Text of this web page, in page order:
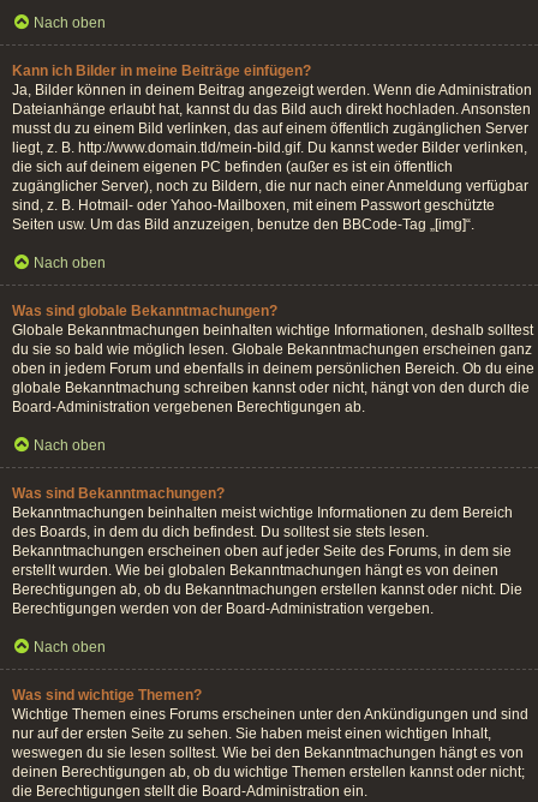
Nach oben
Kann ich Bilder in meine Beiträge einfügen?
Ja, Bilder können in deinem Beitrag angezeigt werden. Wenn die Administration
Dateianhänge erlaubt hat, kannst du das Bild auch direkt hochladen. Ansonsten
musst du zu einem Bild verlinken, das auf einem öffentlich zugänglichen Server
liegt, z. B. http://www.domain.tld/mein-bild.gif. Du kannst weder Bilder verlinken,
die sich auf deinem eigenen PC befinden (außer es ist ein öffentlich
zugänglicher Server), noch zu Bildern, die nur nach einer Anmeldung verfügbar
sind, z. B. Hotmail- oder Yahoo-Mailboxen, mit einem Passwort geschützte
Seiten usw. Um das Bild anzuzeigen, benutze den BBCode-Tag „[img]“.
Nach oben
Was sind globale Bekanntmachungen?
Globale Bekanntmachungen beinhalten wichtige Informationen, deshalb solltest
du sie so bald wie möglich lesen. Globale Bekanntmachungen erscheinen ganz
oben in jedem Forum und ebenfalls in deinem persönlichen Bereich. Ob du eine
globale Bekanntmachung schreiben kannst oder nicht, hängt von den durch die
Board-Administration vergebenen Berechtigungen ab.
Nach oben
Was sind Bekanntmachungen?
Bekanntmachungen beinhalten meist wichtige Informationen zu dem Bereich
des Boards, in dem du dich befindest. Du solltest sie stets lesen.
Bekanntmachungen erscheinen oben auf jeder Seite des Forums, in dem sie
erstellt wurden. Wie bei globalen Bekanntmachungen hängt es von deinen
Berechtigungen ab, ob du Bekanntmachungen erstellen kannst oder nicht. Die
Berechtigungen werden von der Board-Administration vergeben.
Nach oben
Was sind wichtige Themen?
Wichtige Themen eines Forums erscheinen unter den Ankündigungen und sind
nur auf der ersten Seite zu sehen. Sie haben meist einen wichtigen Inhalt,
weswegen du sie lesen solltest. Wie bei den Bekanntmachungen hängt es von
deinen Berechtigungen ab, ob du wichtige Themen erstellen kannst oder nicht;
die Berechtigungen stellt die Board-Administration ein.